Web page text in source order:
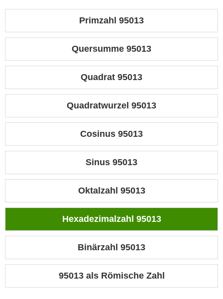
Primzahl 95013
Quersumme 95013
Quadrat 95013
Quadratwurzel 95013
Cosinus 95013
Sinus 95013
Oktalzahl 95013
Hexadezimalzahl 95013
Binärzahl 95013
95013 als Römische Zahl